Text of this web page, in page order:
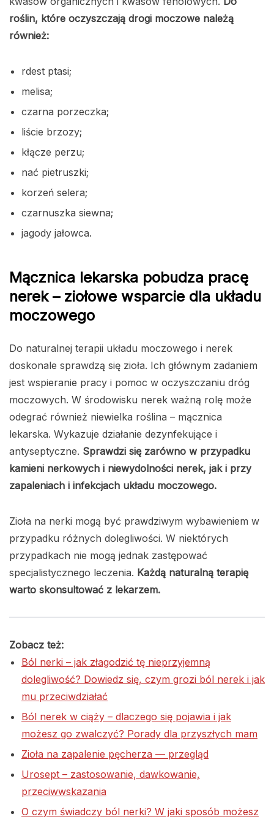
roślin, które oczyszczają drogi moczowe należą
również:
rdest ptasi;
melisa;
czarna porzeczka;
liście brzozy;
kłącze perzu;
nać pietruszki;
korzeń selera;
czarnuszka siewna;
jagody jałowca.
Mącznica lekarska pobudza pracę
nerek – ziołowe wsparcie dla układu
moczowego
Do naturalnej terapii układu moczowego i nerek
doskonale sprawdzą się zioła. Ich głównym zadaniem
jest wspieranie pracy i pomoc w oczyszczaniu dróg
moczowych. W środowisku nerek ważną rolę może
odegrać również niewielka roślina – mącznica
lekarska. Wykazuje działanie dezynfekujące i
antyseptyczne. Sprawdzi się zarówno w przypadku
kamieni nerkowych i niewydolności nerek, jak i przy
zapaleniach i infekcjach układu moczowego.
Zioła na nerki mogą być prawdziwym wybawieniem w
przypadku różnych dolegliwości. W niektórych
przypadkach nie mogą jednak zastępować
specjalistycznego leczenia. Każdą naturalną terapię
warto skonsultować z lekarzem.
Zobacz też:
Ból nerki – jak złagodzić tę nieprzyjemną
dolegliwość? Dowiedz się, czym grozi ból nerek i jak
mu przeciwdziałać
Ból nerek w ciąży – dlaczego się pojawia i jak
możesz go zwalczyć? Porady dla przyszłych mam
Zioła na zapalenie pęcherza — przegląd
Urosept – zastosowanie, dawkowanie,
przeciwwskazania
O czym świadczy ból nerki? W jaki sposób możesz